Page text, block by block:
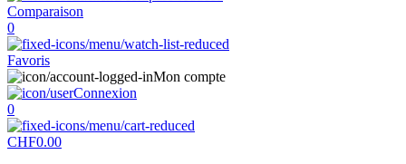
Comparaison
0
Favoris
Mon compte
Connexion
0
CHF0.00